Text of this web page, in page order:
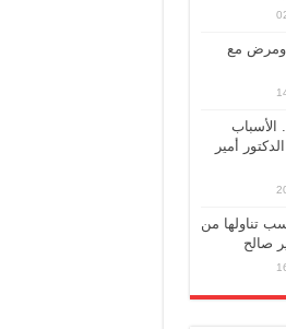
ومرض مع
الأسباب
أمير
تناولها من
صالح